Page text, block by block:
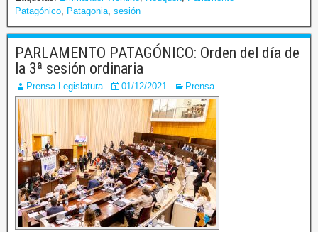
Patagónico
Patagonia sesión
PARLAMENTO PATAGÓNICO: Orden del día de
la 3ª sesión ordinaria
Prensa Legislatura 01/12/2021 Prensa